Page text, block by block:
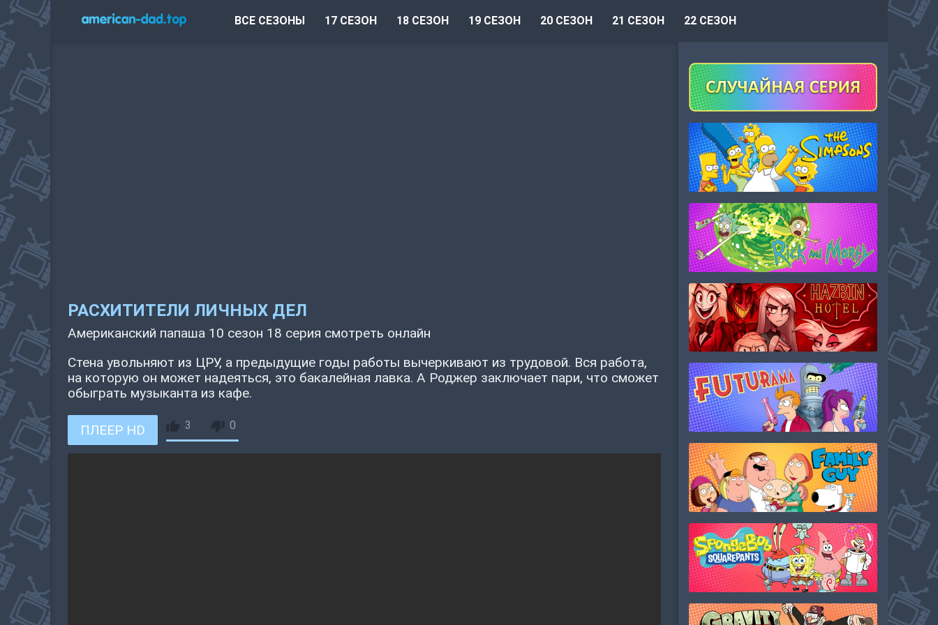
ВСЕ СЕЗОНЫ 17 СЕЗОН 18 СЕЗОН 19 СЕЗОН 20 СЕЗОН 21 СЕЗОН 22 СЕЗОН
РАСХИТИТЕЛИ ЛИЧНЫХ ДЕЛ
Американский папаша 10 сезон 18 серия смотреть онлайн
Стена увольняют из ЦРУ, а предыдущие годы работы вычеркивают из трудовой. Вся работа,
на которую он может надеяться, это бакалейная лавка. А Роджер заключает пари, что сможет
обыграть музыканта из кафе.
ПЛЕЕР HD 3 0